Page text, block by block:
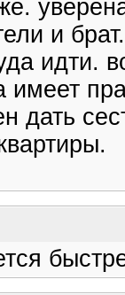
и брат.
идти.
имеет
дать